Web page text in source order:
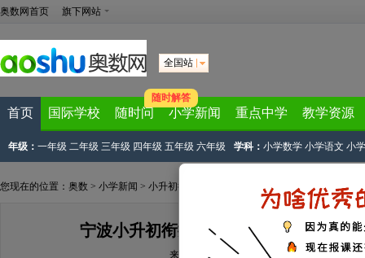
奥数网首页 旗下网站
全国站
首页 国际学校 随时问
随时解答
小学新闻 重点中学 教学资源
年级： 一年级 二年级 三年级 四年级 五年级 六年级 学科： 小学数学 小学语文 小
您现在的位置： 奥数 > 小学新闻 > 小升初衔接
宁波小升初衔接人教版初一语文：19.
来源： 宁波奥数网整理 2012-07-09 17:21:11